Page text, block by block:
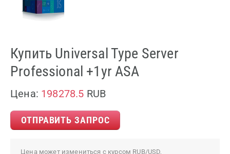
Купить Universal Type Server
Professional +1yr ASA
Цена: 198278.5 RUB
ОТПРАВИТЬ ЗАПРОС
Цена может измениться с курсом RUB/USD,